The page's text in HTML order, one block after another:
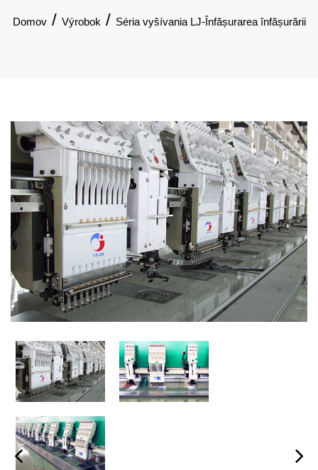
Domov/ Výrobok / Séria vyšívania LJ-Înfășurarea înfășurării